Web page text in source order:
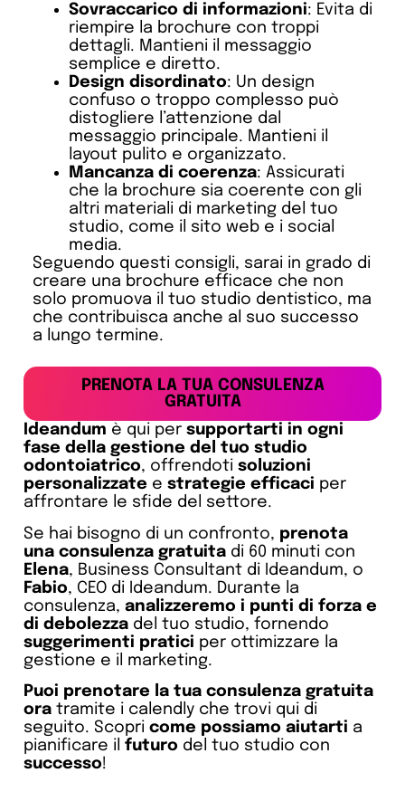
Sovraccarico di informazioni: Evita di
riempire la brochure con troppi
dettagli. Mantieni il messaggio
semplice e diretto.
Design disordinato: Un design
confuso o troppo complesso può
distogliere l’attenzione dal
messaggio principale. Mantieni il
layout pulito e organizzato.
Mancanza di coerenza: Assicurati
che la brochure sia coerente con gli
altri materiali di marketing del tuo
studio, come il sito web e i social
media.
Seguendo questi consigli, sarai in grado di
creare una brochure efficace che non
solo promuova il tuo studio dentistico, ma
che contribuisca anche al suo successo
a lungo termine.
PRENOTA LA TUA CONSULENZA
GRATUITA
Ideandum è qui per supportarti in ogni
fase della gestione del tuo studio
odontoiatrico, offrendoti soluzioni
personalizzate e strategie efficaci per
affrontare le sfide del settore.
Se hai bisogno di un confronto, prenota
una consulenza gratuita di 60 minuti con
Elena, Business Consultant di Ideandum, o
Fabio, CEO di Ideandum. Durante la
consulenza, analizzeremo i punti di forza e
di debolezza del tuo studio, fornendo
suggerimenti pratici per ottimizzare la
gestione e il marketing.
Puoi prenotare la tua consulenza gratuita
ora tramite i calendly che trovi qui di
seguito. Scopri come possiamo aiutarti a
pianificare il futuro del tuo studio con
successo!